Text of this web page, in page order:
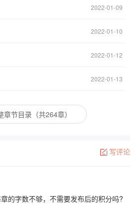
2022-01-09
2022-01-10
2022-01-12
2022-01-13
章节目录（共264章）
写评论
的字数不够，不需要发布后的积分吗?